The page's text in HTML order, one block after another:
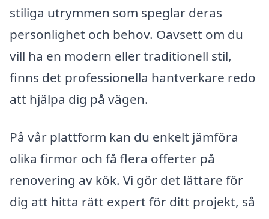
stiliga utrymmen som speglar deras
personlighet och behov. Oavsett om du
vill ha en modern eller traditionell stil,
finns det professionella hantverkare redo
att hjälpa dig på vägen.
På vår plattform kan du enkelt jämföra
olika firmor och få flera offerter på
renovering av kök. Vi gör det lättare för
dig att hitta rätt expert för ditt projekt, så